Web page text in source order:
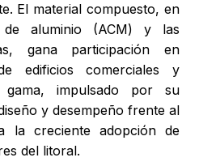
El material compuesto, en
de aluminio (ACM) y las
gana participación en
edificios comerciales y
gama, impulsado por su
y desempeño frente al
la creciente adopción de
del litoral.